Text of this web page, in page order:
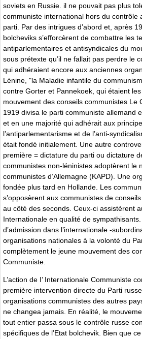
soviets en Russie. il ne pouvait pas plus
communiste international hors du contrôle
parti. Par des intrigues d’abord et, après
bolcheviks s’efforcèrent de combattre les
antiparlementaires et antisyndicales du
sous prétexte qu’il ne fallait pas perdre le
qui adhéraient encore aux anciennes
Lénine, "la Maladie infantile du
contre Gorter et Pannekoek, qui étaient
mouvement des conseils communistes Le
1919 divisa le parti communiste allemand
et en une majorité qui adhérait aux
l’antiparlementarisme et de l’anti-
était fondé initialement. Une autre
première = dictature du parti ou dictature
communistes non-léninistes adoptèrent le
communistes d’Allemagne (KAPD). Une
fondée plus tard en Hollande. Les
s’opposèrent aux communistes de
au côté des seconds. Ceux-ci assistèrent
Internationale en qualité de
d’admission dans l’internationale -
organisations nationales à la volonté du
complètement le jeune mouvement des
Communiste.
L’action de I’ Internationale Communiste
première intervention directe du Parti
organisations communistes des autres
ne changea jamais. En réalité, le
tout entier passa sous le contrôle russe
spécifiques de l’Etat bolchevik. Bien que